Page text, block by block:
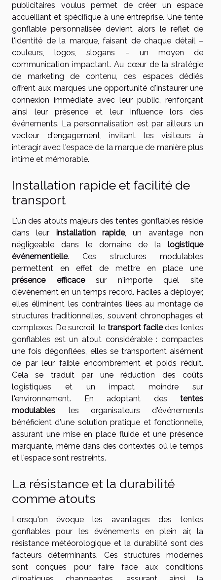
publicitaires voulus permet de créer un espace
accueillant et spécifique à une entreprise. Une tente
gonflable personnalisée devient alors le reflet de
l'identité de la marque, faisant de chaque détail –
couleurs, logos, slogans – un moyen de
communication impactant. Au cœur de la stratégie
de marketing de contenu, ces espaces dédiés
offrent aux marques une opportunité d'instaurer une
connexion immédiate avec leur public, renforçant
ainsi leur présence et leur influence lors des
événements. La personnalisation est par ailleurs un
vecteur d'engagement, invitant les visiteurs à
interagir avec l'espace de la marque de manière plus
intime et mémorable.
Installation rapide et facilité de
transport
L'un des atouts majeurs des tentes gonflables réside
dans leur installation rapide, un avantage non
négligeable dans le domaine de la logistique
événementielle. Ces structures modulables
permettent en effet de mettre en place une
présence efficacesur n'importe quel site
d’événement en un temps record. Faciles à déployer,
elles éliminent les contraintes liées au montage de
structures traditionnelles, souvent chronophages et
complexes. De surcroît, le transport faciledes tentes
gonflables est un atout considérable : compactes
une fois dégonflées, elles se transportent aisément
de par leur faible encombrement et poids réduit.
Cela se traduit par une réduction des coûts
logistiques et un impact moindre sur
l'environnement. En adoptant des tentes
modulables, les organisateurs d'événements
bénéficient d'une solution pratique et fonctionnelle,
assurant une mise en place fluide et une présence
marquante, même dans des contextes où le temps
et l'espace sont restreints.
La résistance et la durabilité
comme atouts
Lorsqu'on évoque les avantages des tentes
gonflables pour les événements en plein air, la
résistance météorologique et la durabilité sont des
facteurs déterminants. Ces structures modernes
sont conçues pour faire face aux conditions